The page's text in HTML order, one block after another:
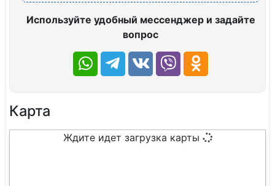
Используйте удобный мессенджер и задайте
вопрос
Карта
Ждите идет загрузка карты